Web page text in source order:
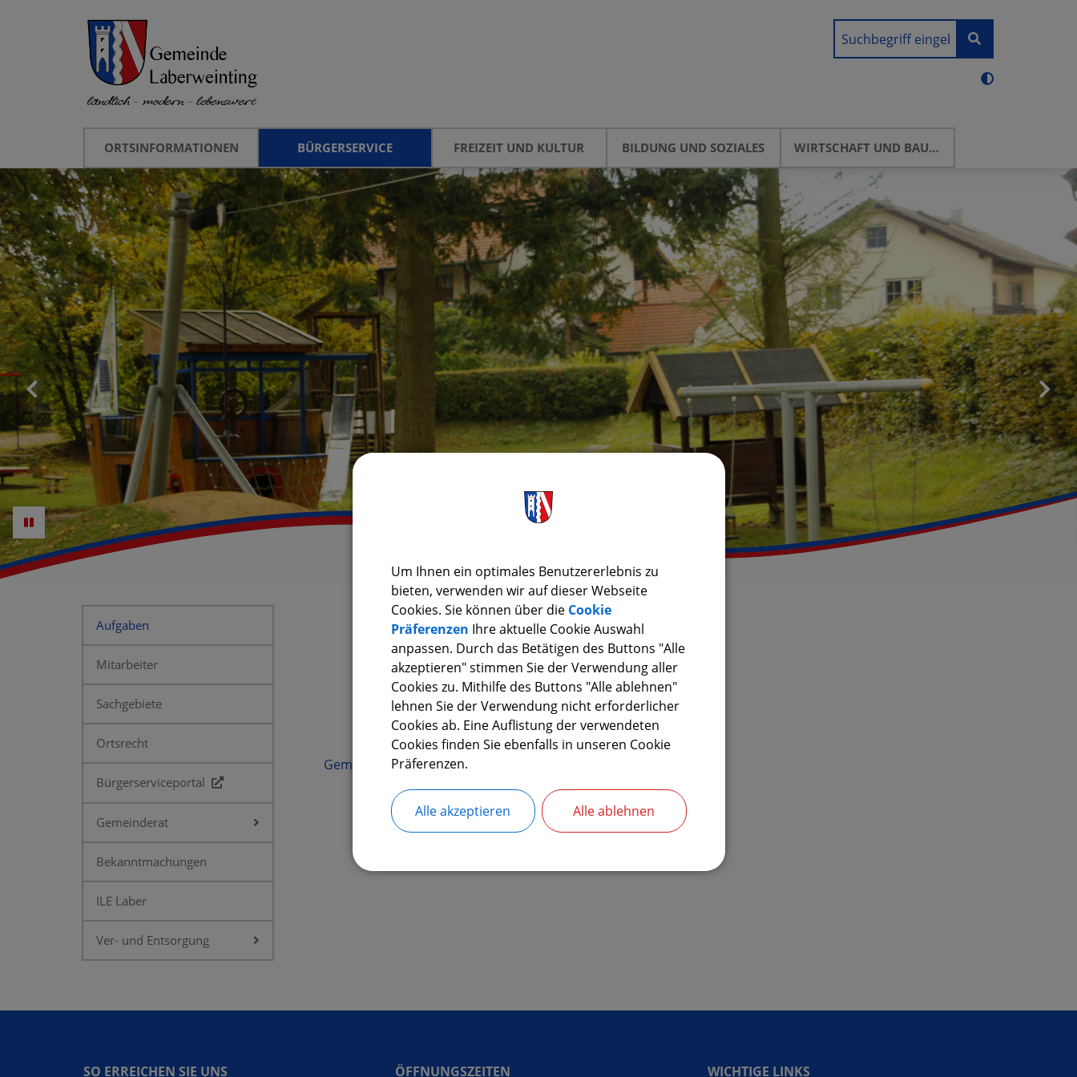
ORTSINFORMATIONEN BÜRGERSERVICE FREIZEIT UND KULTUR BILDUNG UND SOZIALES WIRTSCHAFT UND BAUEN
Aufgaben
Mitarbeiter
Sachgebiete
Ortsrecht
Bürgerserviceportal
Gemeinderat
Bekanntmachungen
ILE Laber
Ver- und Entsorgung
Gemeinde Laberweinting
SO ERREICHEN SIE UNS ÖFFNUNGSZEITEN WICHTIGE LINKS
Um Ihnen ein optimales Benutzererlebnis zu
bieten, verwenden wir auf dieser Webseite
Cookies. Sie können über die Cookie
Präferenzen Ihre aktuelle Cookie Auswahl
anpassen. Durch das Betätigen des Buttons "Alle
akzeptieren" stimmen Sie der Verwendung aller
Cookies zu. Mithilfe des Buttons "Alle ablehnen"
lehnen Sie der Verwendung nicht erforderlicher
Cookies ab. Eine Auflistung der verwendeten
Cookies finden Sie ebenfalls in unseren Cookie
Präferenzen.
Alle akzeptieren Alle ablehnen